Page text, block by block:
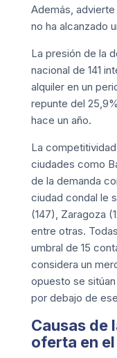
Además,
no ha alcanzado
La presión de la
nacional de 141
alquiler en un
repunte del
hace un año.
La
ciudades como
de la demanda
ciudad condal le
(147), Zaragoza
entre otras.
umbral de 15
considera un
opuesto se sitúan
por debajo de
Causas de
oferta en